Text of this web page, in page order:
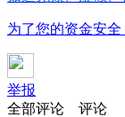
为了您的资金安
举报
全部评论
评论